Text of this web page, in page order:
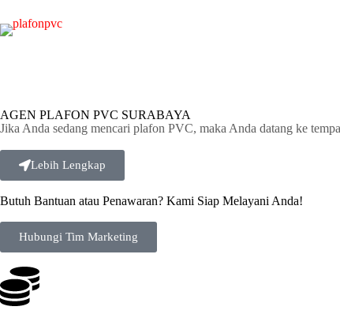
AGEN PLAFON PVC SURABAYA
Jika Anda sedang mencari plafon PVC, maka Anda datang ke
Lebih Lengkap
Butuh Bantuan atau Penawaran? Kami Siap Melayani Anda!
Hubungi Tim Marketing